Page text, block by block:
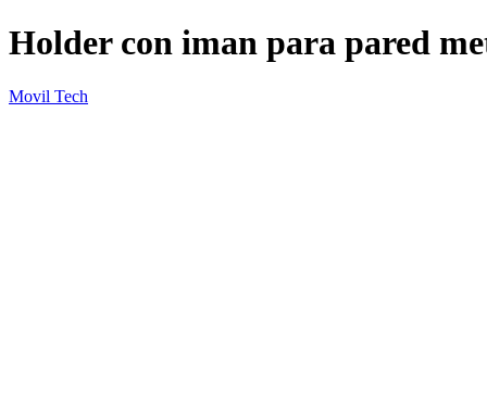
Holder con iman para pared
Movil Tech